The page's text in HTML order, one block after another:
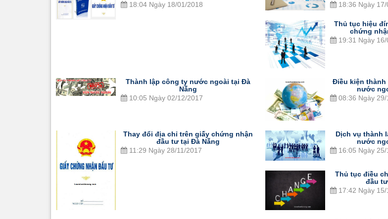
18:04 Ngày 18/01/2018
18:36 Ngày 17/
Thủ tục hiệu
chứng
19:31 Ngày 16/
Thành lập công ty nước ngoài tại Đà
Nẵng
10:05 Ngày 02/12/2017
Điều kiện
nước
08:36 Ngày 29/
Thay đổi địa chỉ trên giấy chứng nhận
đầu tư tại Đà Nẵng
11:29 Ngày 28/11/2017
Dịch vụ thành
nước
16:05 Ngày 25/
Thủ tục điều
đầu
17:42 Ngày 15/